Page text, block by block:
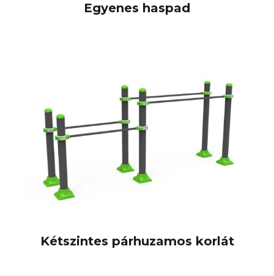
Egyenes haspad
Kétszintes párhuzamos korlát